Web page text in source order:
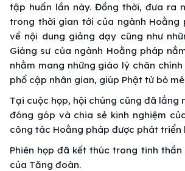
tập huấn lần này. Đồng thời, đưa ra
trong thời gian tới của ngành Hoằng
về nội dung giảng dạy cũng như
Giảng sư của ngành Hoằng pháp
nhằm mang những giáo lý chân
phổ cập nhân gian, giúp Phật tử bỏ
Tại cuộc họp, hội chúng cũng đã lắng
đóng góp và chia sẻ kinh nghiệm
công tác Hoằng pháp được phát triển
Phiên họp đã kết thúc trong tinh
của Tăng đoàn.